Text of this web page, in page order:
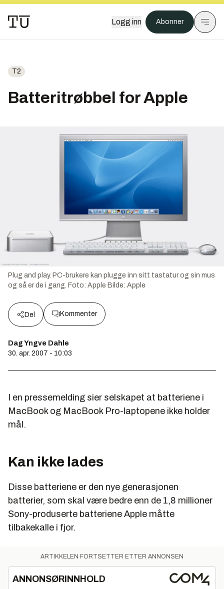
Logg inn Abonner
T2
Batteritrøbbel for Apple
Plug and play. PC-brukere kan plugge inn sitt tastatur og sin mus
og så er de i gang. Foto: Apple Bilde: Apple
Del Kommenter
Dag Yngve Dahle
30. apr. 2007 - 10:03
I en pressemelding sier selskapet at batteriene i
MacBook og MacBook Pro-laptopene ikke holder
mål.
Kan ikke lades
Disse batteriene er den nye generasjonen
batterier, som skal være bedre enn de 1,8 millioner
Sony-produserte batteriene Apple måtte
tilbakekalle i fjor.
ARTIKKELEN FORTSETTER ETTER ANNONSEN
ANNONSØRINNHOLD